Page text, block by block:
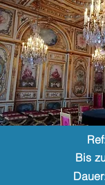
Bis